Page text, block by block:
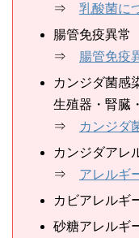
⇒ 乳酸菌に
腸管免疫異常
⇒
腸管免疫
カンジダ菌感
生殖器・腎臓
⇒
カンジダ
カンジダアレ
⇒ アレルギ
カビアレルギ
砂糖アレルギ